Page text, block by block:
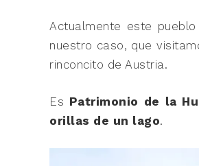
Actualmente este
nuestro caso, que
rinconcito de Austria.
Es Patrimonio de la
orillas de un lago.